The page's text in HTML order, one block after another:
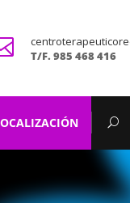
T/F.985 468 416